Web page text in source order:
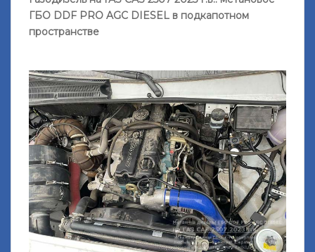
ГБО DDF PRO AGС DIESEL в подкапотном
пространстве